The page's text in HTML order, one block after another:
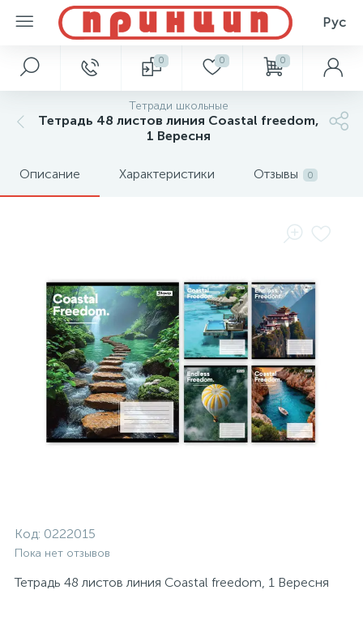
Рус
0 0 0
Тетради школьные
Тетрадь 48 листов линия Coastal freedom,
1 Вересня
Описание Характеристики Отзывы 0
Код: 0222015
Пока нет отзывов
Тетрадь 48 листов линия Coastal freedom, 1 Вересня